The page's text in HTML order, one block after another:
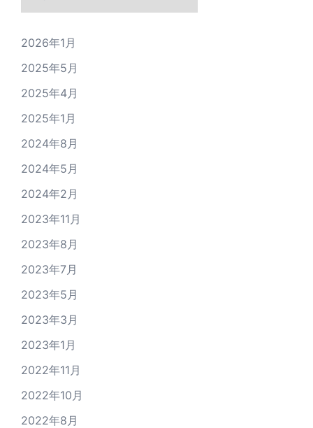
2026年1月
2025年5月
2025年4月
2025年1月
2024年8月
2024年5月
2024年2月
2023年11月
2023年8月
2023年7月
2023年5月
2023年3月
2023年1月
2022年11月
2022年10月
2022年8月